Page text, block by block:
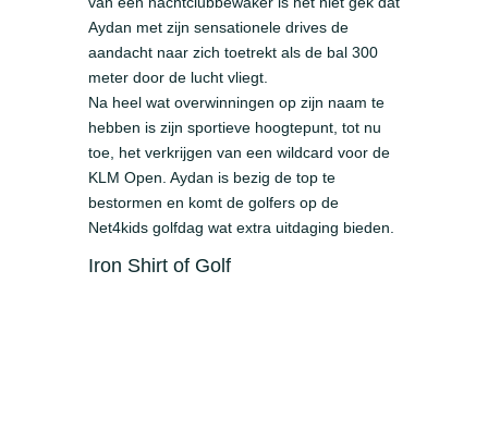
Aydan met zijn sensationele drives de
aandacht naar zich toetrekt als de bal 300
meter door de lucht vliegt.
Na heel wat overwinningen op zijn naam te
hebben is zijn sportieve hoogtepunt, tot nu
toe, het verkrijgen van een wildcard voor de
KLM Open. Aydan is bezig de top te
bestormen en komt de golfers op de
Net4kids golfdag wat extra uitdaging bieden.
Iron Shirt of Golf